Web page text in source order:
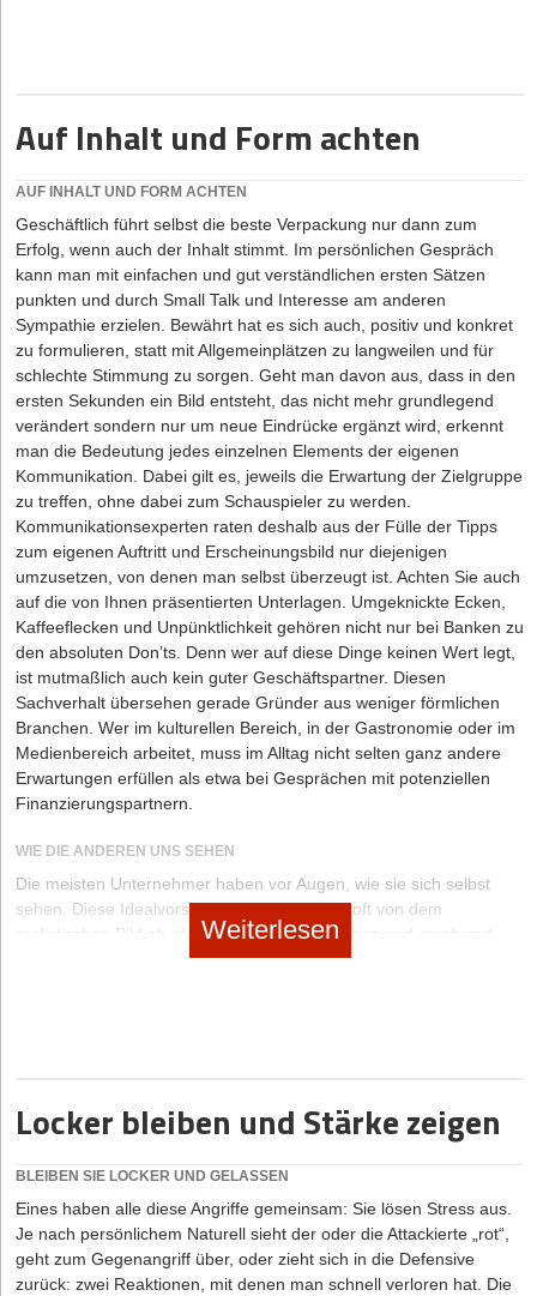
Faktor 2, das Projektmanagement mit 3 und SAP mit dem Faktor 1
bewertete. Am Ende entschied sich Thomas für eine Weiterbildung
weiß sehen – um sich dann doch „frei nach Bauch“ für die
Alternative mit weniger Punkten zu entscheiden.
BEISPIEL: GEWICHTENDES ENTSCHEIDEN
Ein Grafiker überlegt, ob er sich selbständig machen oder als
Teilzeitkraft anstellen lassen soll. Zur Entscheidungsfindung
gewichtet er verschiedene Aspekte per Zahlen (von 1 weniger
wichtig bis 5 sehr wichtig) und addiert die Werte:
Überblick: Wichtige Entscheidungsmethoden
Entscheidungen treffen mit Methode
104 im Quartier
eintragen
harmonische, rosarote Brille sehen wollen. Also nochmal: 10X
Lebensziele erreichen wollen. Gleichzeitig geht es bei dem
darauf verwenden, sich im Wettbewerb zu beweisen, anstatt sich
von vorneherein zum Ziel zu setzen, ihre Industrie bzw. ihren
Sektor dominieren zu wollen.
Kann man Selbstbewusstsein als Unternehmer lernen und
trainieren?
Ganz klar! Selbstbewusstsein ist eine wesentliche Zutat für einen
Entrepreneur. Volles Vertrauen und Überzeugung in das, was man
tut, sind nicht nur Schlüsselfaktoren für den Erfolg, sondern auch
Teil der Freude am Arbeitsleben.
Auf Inhalt und Form achten
AUF INHALT UND FORM ACHTEN
Geschäftlich führt selbst die beste Verpackung nur dann zum
Erfolg, wenn auch der Inhalt stimmt. Im persönlichen Gespräch
kann man mit einfachen und gut verständlichen ersten Sätzen
punkten und durch Small Talk und Interesse am anderen
Sympathie erzielen. Bewährt hat es sich auch, positiv und konkret
zu formulieren, statt mit Allgemeinplätzen zu langweilen und für
schlechte Stimmung zu sorgen. Geht man davon aus, dass in den
ersten Sekunden ein Bild entsteht, das nicht mehr grundlegend
verändert sondern nur um neue Eindrücke ergänzt wird, erkennt
man die Bedeutung jedes einzelnen Elements der eigenen
Kommunikation. Dabei gilt es, jeweils die Erwartung der Zielgruppe
zu treffen, ohne dabei zum Schauspieler zu werden.
Kommunikationsexperten raten deshalb aus der Fülle der Tipps
zum eigenen Auftritt und Erscheinungsbild nur diejenigen
umzusetzen, von denen man selbst überzeugt ist. Achten Sie auch
auf die von Ihnen präsentierten Unterlagen. Umgeknickte Ecken,
Kaffeeflecken und Unpünktlichkeit gehören nicht nur bei Banken zu
den absoluten Don’ts. Denn wer auf diese Dinge keinen Wert legt,
ist mutmaßlich auch kein guter Geschäftspartner. Diesen
Sachverhalt übersehen gerade Gründer aus weniger förmlichen
Branchen. Wer im kulturellen Bereich, in der Gastronomie oder im
Medienbereich arbeitet, muss im Alltag nicht selten ganz andere
Erwartungen erfüllen als etwa bei Gesprächen mit potenziellen
Finanzierungspartnern.
WIE DIE ANDEREN UNS SEHEN
Die meisten Unternehmer haben vor Augen, wie sie sich selbst
sehen. Diese Idealvorstellung weicht jedoch oft von dem
realistischen Bild ab, das andere von uns haben und erschwert
zugleich den selbstsicheren und positiven Auftritt. Überbrücken
Blick in den Rückspiegel, für die Vision bleibt der Unternehmer
zuständig – vom ersten Eindruck bis zur langfristigen
Weiterlesen
Locker bleiben und Stärke zeigen
BLEIBEN SIE LOCKER UND GELASSEN
Eines haben alle diese Angriffe gemeinsam: Sie lösen Stress aus.
Je nach persönlichem Naturell sieht der oder die Attackierte „rot“,
geht zum Gegenangriff über, oder zieht sich in die Defensive
zurück: zwei Reaktionen, mit denen man schnell verloren hat. Die